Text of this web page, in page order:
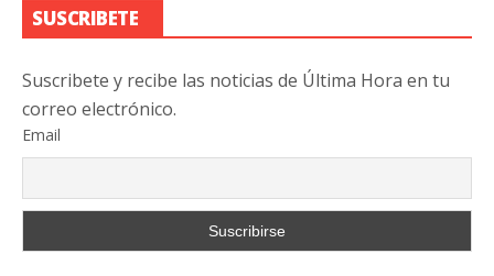
SUSCRIBETE
Suscribete y recibe las noticias de Última Hora en tu
correo electrónico.
Email